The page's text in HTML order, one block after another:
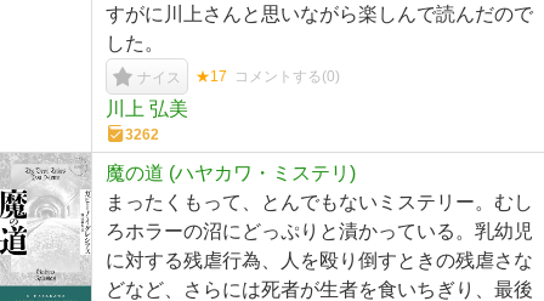
すがに川上さんと思いながら楽しんで読んだので
した。
ナイス ★17 コメントする(0)
川上 弘美
3262
魔の道 (ハヤカワ・ミステリ)
まったくもって、とんでもないミステリー。むし
ろホラーの沼にどっぷりと漬かっている。乳幼児
に対する残虐行為、人を殴り倒すときの残虐さな
どなど、さらには死者が生者を食いちぎり、最後